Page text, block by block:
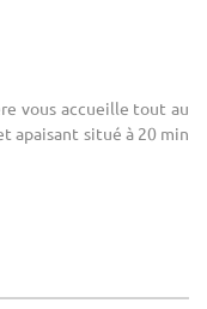
vous accueille tout au
apaisant situé à 20 min